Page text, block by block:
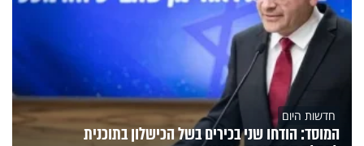
חדשות היום
המוסד: הודחו שני בכירים בשל הכישלון בתוכנית